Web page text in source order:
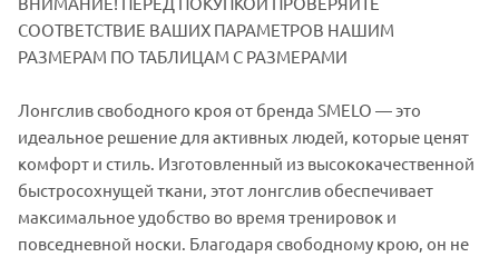
СООТВЕТСТВИЕ ВАШИХ ПАРАМЕТРОВ НАШИМ
РАЗМЕРАМ ПО ТАБЛИЦАМ С РАЗМЕРАМИ
Лонгслив свободного кроя от бренда SMELO — это
идеальное решение для активных людей, которые ценят
комфорт и стиль. Изготовленный из высококачественной
быстросохнущей ткани, этот лонгслив обеспечивает
максимальное удобство во время тренировок и
повседневной носки. Благодаря свободному крою, он не